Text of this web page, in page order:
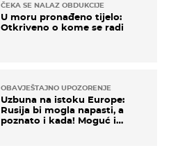
ČEKA SE NALAZ OBDUKCIJE
U moru pronađeno tijelo:
Otkriveno o kome se radi
OBAVJEŠTAJNO UPOZORENJE
Uzbuna na istoku Europe:
Rusija bi mogla napasti, a
poznato i kada! Moguć i